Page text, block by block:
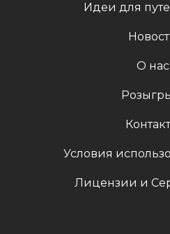
Идеи для
О нас
Условия
Лицензии и